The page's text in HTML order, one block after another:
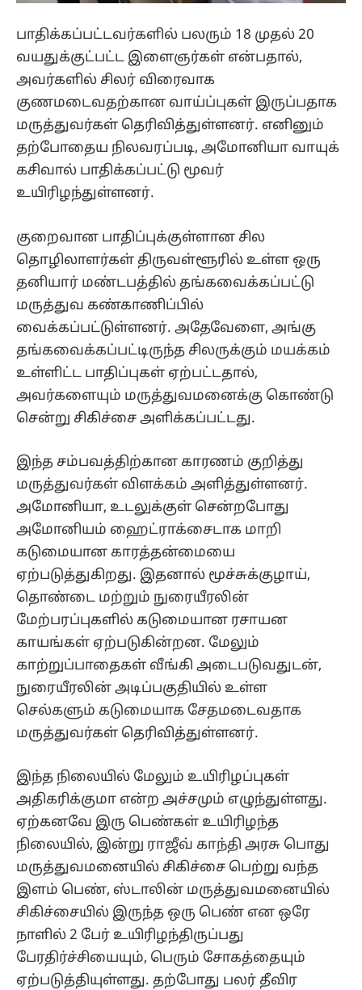
பாதிக்கப்பட்டவர்களில் பலரும் 18 முதல் 20
வயதுக்குட்பட்ட இளைஞர்கள் என்பதால்,
அவர்களில் சிலர் விரைவாக
குணமடைவதற்கான வாய்ப்புகள் இருப்பதாக
மருத்துவர்கள் தெரிவித்துள்ளனர். எனினும்
தற்போதைய நிலவரப்படி, அமோனியா வாயுக்
கசிவால் பாதிக்கப்பட்டு மூவர்
உயிரிழந்துள்ளனர்.
குறைவான பாதிப்புக்குள்ளான சில
தொழிலாளர்கள் திருவள்ளூரில் உள்ள ஒரு
தனியார் மண்டபத்தில் தங்கவைக்கப்பட்டு
மருத்துவ கண்காணிப்பில்
வைக்கப்பட்டுள்ளனர். அதேவேளை, அங்கு
தங்கவைக்கப்பட்டிருந்த சிலருக்கும் மயக்கம்
உள்ளிட்ட பாதிப்புகள் ஏற்பட்டதால்,
அவர்களையும் மருத்துவமனைக்கு கொண்டு
சென்று சிகிச்சை அளிக்கப்பட்டது.
இந்த சம்பவத்திற்கான காரணம் குறித்து
மருத்துவர்கள் விளக்கம் அளித்துள்ளனர்.
அமோனியா, உடலுக்குள் சென்றபோது
அமோனியம் ஹைட்ராக்சைடாக மாறி
கடுமையான காரத்தன்மையை
ஏற்படுத்துகிறது. இதனால் மூச்சுக்குழாய்,
தொண்டை மற்றும் நுரையீரலின்
மேற்பரப்புகளில் கடுமையான ரசாயன
காயங்கள் ஏற்படுகின்றன. மேலும்
காற்றுப்பாதைகள் வீங்கி அடைபடுவதுடன்,
நுரையீரலின் அடிப்பகுதியில் உள்ள
செல்களும் கடுமையாக சேதமடைவதாக
மருத்துவர்கள் தெரிவித்துள்ளனர்.
இந்த நிலையில் மேலும் உயிரிழப்புகள்
அதிகரிக்குமா என்ற அச்சமும் எழுந்துள்ளது.
ஏற்கனவே இரு பெண்கள் உயிரிழந்த
நிலையில், இன்று ராஜீவ் காந்தி அரசு பொது
மருத்துவமனையில் சிகிச்சை பெற்று வந்த
இளம் பெண், ஸ்டாலின் மருத்துவமனையில்
சிகிச்சையில் இருந்த ஒரு பெண் என ஒரே
நாளில் 2 பேர் உயிரிழந்திருப்பது
பேரதிர்ச்சியையும், பெரும் சோகத்தையும்
ஏற்படுத்தியுள்ளது. தற்போது பலர் தீவிர